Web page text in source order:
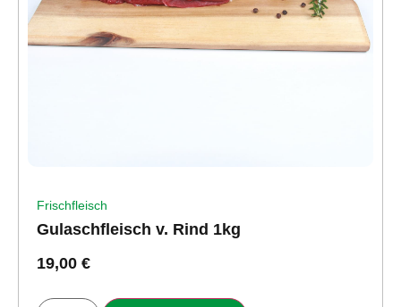
Frischfleisch
Gulaschfleisch v. Rind 1kg
19,00 €